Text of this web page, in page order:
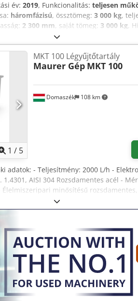
év: 2019, Funkcionalitás: teljesen
háromfázisú, össztömeg: 3 000 kg,
2 300 mm, saját tömeg: 3 000 kg,
és bútorhoz. Típusa: SM-B100.
support 0-24-ben működik hozzá. A
kelléket adunk hozzá. 7 éve
táblásító gép is, ami a rugó
Ez a gép legyártja a rugót és belerakja
Azonnal munkaképes. Kipróbálható
nagy targoncával. Számlaképes. Ha
ingyen. Crjdpfx Aheznwwto Usf
1 / 5
Domaszék 108 km
MKT 100 Légyűjtőtartály
Maurer Gép MKT 100
adatok: - Teljesítmény: 2000 L/h -
AISI 304 Rozsdamentes acél -
minősítésű
automatikusan működik -
módban használható. Emberi
Minimális karbantartást